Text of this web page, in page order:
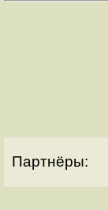
Партнёры: